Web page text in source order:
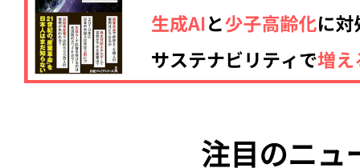
注目のニュ
記事をお気に入りに
ログインが必
ログイン